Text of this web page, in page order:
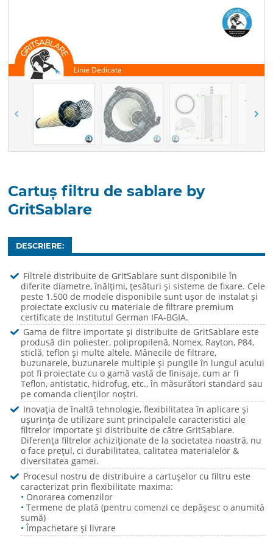
Cartuș filtru de sablare by
GritSablare
DESCRIERE:
Filtrele distribuite de GritSablare sunt disponibile în
diferite diametre, înălțimi, țesături și sisteme de fixare. Cele
peste 1.500 de modele disponibile sunt ușor de instalat și
proiectate exclusiv cu materiale de filtrare premium
certificate de Institutul German IFA-BGIA.
Gama de filtre importate și distribuite de GritSablare este
produsă din poliester, polipropilenă, Nomex, Rayton, P84,
sticlă, teflon și multe altele. Mânecile de filtrare,
buzunarele, buzunarele multiple și pungile în lungul acului
pot fi proiectate cu o gamă vastă de finisaje, cum ar fi
Teflon, antistatic, hidrofug, etc., în măsurători standard sau
pe comanda clienților noștri.
Inovația de înaltă tehnologie, flexibilitatea în aplicare și
ușurința de utilizare sunt principalele caracteristici ale
filtrelor importate și distribuite de către GritSablare.
Diferența filtrelor achiziționate de la societatea noastră, nu
o face prețul, ci durabilitatea, calitatea materialelor &
diversitatea gamei.
Procesul nostru de distribuire a cartușelor cu filtru este
caracterizat prin flexibilitate maxima:
•Onorarea comenzilor
•Termene de plată (pentru comenzi ce depășesc o anumită
sumă)
•Împachetare și livrare